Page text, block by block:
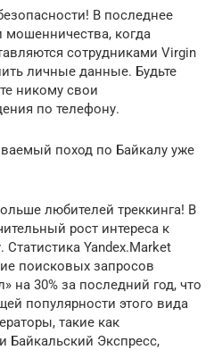
В последнее
мошенничества, когда
сотрудниками Virgin
личные данные. Будьте
никому свои
по телефону.
поход по Байкалу уже
любителей треккинга! В
рост интереса к
Yandex.Market
поисковых запросов
на 30% за последний год, что
популярности этого вида
такие как
Байкальский Экспресс,